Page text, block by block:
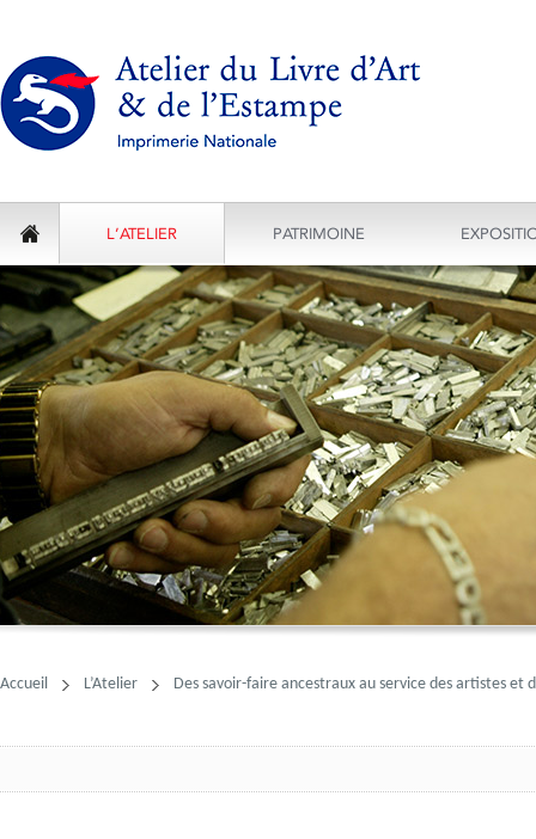
ACCUEIL
L’ATELIER PATRIMOINE
Accueil L’Atelier Des savoir-faire ancestraux au service des artistes et